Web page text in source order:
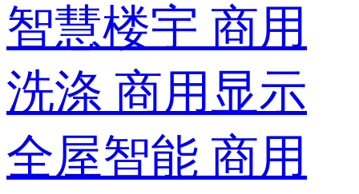
智慧楼宇 商用
洗涤 商用显示
全屋智能 商用